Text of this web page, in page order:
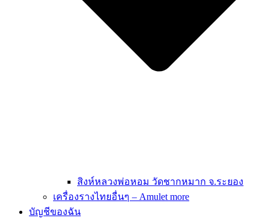
สิงห์หลวงพ่อหอม วัดชากหมาก จ.ระยอง
เครื่องรางไทยอื่นๆ – Amulet more
บัญชีของฉัน